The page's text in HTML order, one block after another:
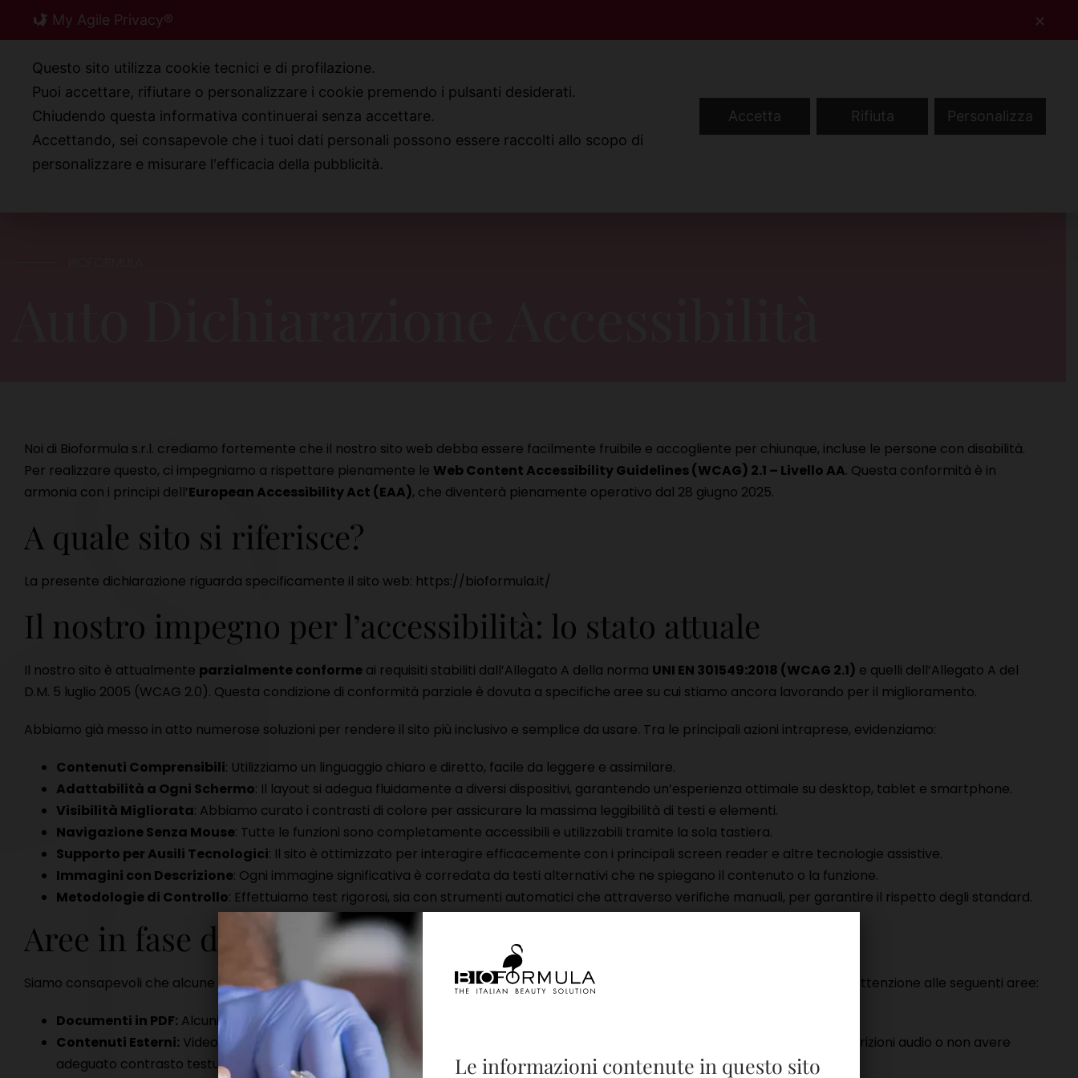
Contatti Accedi Registrati IT
CHI SIAMO PRODOTTI NEWS AREA MEDICI
Noi di Bioformula s.r.l. crediamo fortemente che il nostro sito web debba essere facilmente fruibile e accogliente per chiunque, incluse le persone con disabilità.
Per realizzare questo, ci impegniamo a rispettare pienamente le Web Content Accessibility Guidelines (WCAG) 2.1 – Livello AA. Questa conformità è in
armonia con i principi dell’European Accessibility Act (EAA), che diventerà pienamente operativo dal 28 giugno 2025.
A quale sito si riferisce?
La presente dichiarazione riguarda specificamente il sito web: https://bioformula.it/
Il nostro impegno per l’accessibilità: lo stato attuale
Il nostro sito è attualmente parzialmente conforme ai requisiti stabiliti dall’Allegato A della norma UNI EN 301549:2018 (WCAG 2.1) e quelli dell’Allegato A del
D.M. 5 luglio 2005 (WCAG 2.0). Questa condizione di conformità parziale è dovuta a specifiche aree su cui stiamo ancora lavorando per il miglioramento.
Abbiamo già messo in atto numerose soluzioni per rendere il sito più inclusivo e semplice da usare. Tra le principali azioni intraprese, evidenziamo:
Contenuti Comprensibili: Utilizziamo un linguaggio chiaro e diretto, facile da leggere e assimilare.
Adattabilità a Ogni Schermo: Il layout si adegua fluidamente a diversi dispositivi, garantendo un’esperienza ottimale su desktop, tablet e smartphone.
Visibilità Migliorata: Abbiamo curato i contrasti di colore per assicurare la massima leggibilità di testi e elementi.
Navigazione Senza Mouse: Tutte le funzioni sono completamente accessibili e utilizzabili tramite la sola tastiera.
Supporto per Ausili Tecnologici: Il sito è ottimizzato per interagire efficacemente con i principali screen reader e altre tecnologie assistive.
Immagini con Descrizione: Ogni immagine significativa è corredata da testi alternativi che ne spiegano il contenuto o la funzione.
Metodologie di Controllo: Effettuiamo test rigorosi, sia con strumenti automatici che attraverso verifiche manuali, per garantire il rispetto degli standard.
Aree in fase di miglioramento
Siamo consapevoli che alcune parti o elementi del nostro sito non hanno ancora raggiunto la piena accessibilità. Stiamo dedicando attenzione alle seguenti aree:
Documenti in PDF: Alcuni file PDF potrebbero non essere ancora pienamente compatibili con le tecnologie assistive.
Contenuti Esterni: Video o altri elementi incorporati da fonti terze potrebbero non avere sottotitoli completi, trascrizioni, descrizioni audio o non avere
adeguato contrasto testuale.
My Agile Privacy® ✕
Questo sito utilizza cookie tecnici e di profilazione.
Puoi accettare, rifiutare o personalizzare i cookie premendo i pulsanti desiderati.
Chiudendo questa informativa continuerai senza accettare.
Accettando, sei consapevole che i tuoi dati personali possono essere raccolti allo scopo di
personalizzare e misurare l'efficacia della pubblicità.
Accetta Rifiuta Personalizza
Le informazioni contenute in questo sito